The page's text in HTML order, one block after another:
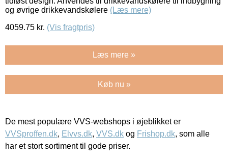
og øvrige drikkevandskølere (Læs mere)
4059.75 kr. (Vis fragtpris)
Læs mere »
Køb nu »
De mest populære VVS-webshops i øjeblikket er
VVSproffen.dk, Elvvs.dk, VVS.dk og Frishop.dk, som alle
har et stort sortiment til gode priser.